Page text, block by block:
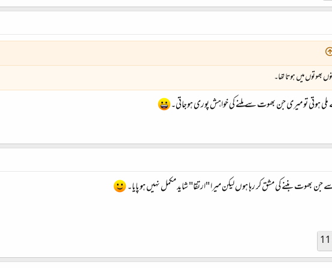
جن بھوت بننے کی مشق کر رہا ہوں لیکن میرا "ارتقا" شاید مکمل نہیں ہو پایا۔
11